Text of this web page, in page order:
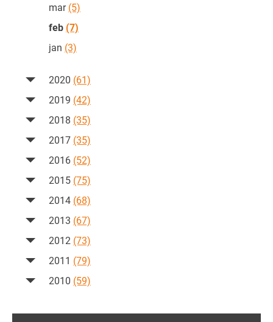
mar(5)
feb (7)
jan (3)
2020 (61)
2019 (42)
2018 (35)
2017 (35)
2016 (52)
2015 (75)
2014 (68)
2013 (67)
2012 (73)
2011 (79)
2010 (59)